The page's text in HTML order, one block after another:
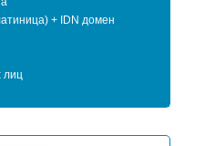
+ IDN домен
лиц